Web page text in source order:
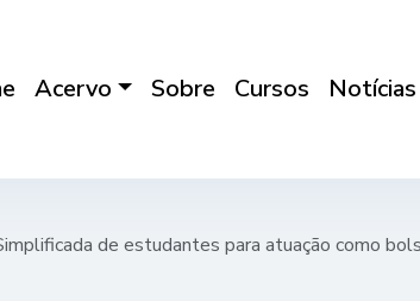
Acervo Sobre Cursos Notícias
de estudantes para atuação como